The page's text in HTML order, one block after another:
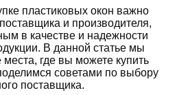
пластиковых окон важно
и производителя,
в качестве и надежности
В данной статье мы
где вы можете купить
советами по выбору
поставщика.